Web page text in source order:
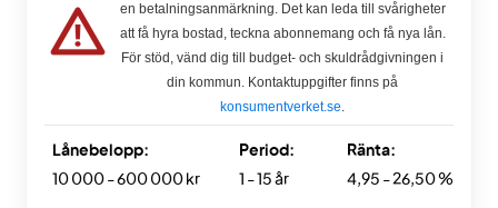
en betalningsanmärkning. Det kan leda till svårigheter
att få hyra bostad, teckna abonnemang och få nya lån.
För stöd, vänd dig till budget- och skuldrådgivningen i
din kommun. Kontaktuppgifter finns på
konsumentverket.se.
Lånebelopp:
10 000 - 600 000 kr
Period:
1 - 15 år
Ränta:
4,95 - 26,50 %